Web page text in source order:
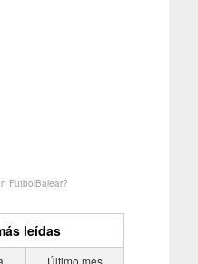
FutbolBalear?
leídas
Último mes